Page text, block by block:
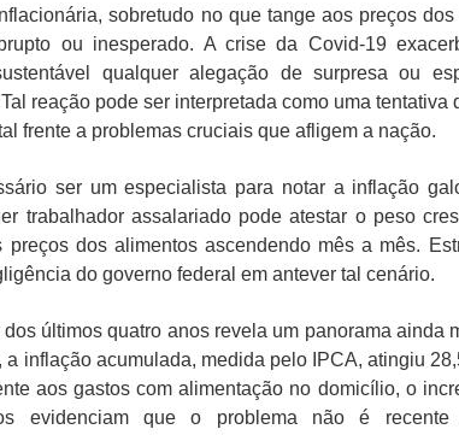
sobretudo no que tange aos preços
ou inesperado. A crise da Covid-19
qualquer alegação de surpresa ou
reação pode ser interpretada como uma tentativa
frente a problemas cruciais que afligem a nação.
ser um especialista para notar a inflação
trabalhador assalariado pode atestar o peso
preços dos alimentos ascendendo mês a mês.
do governo federal em antever tal cenário.
últimos quatro anos revela um panorama ainda
a inflação acumulada, medida pelo IPCA, atingiu
aos gastos com alimentação no domicílio, o
evidenciam que o problema não é